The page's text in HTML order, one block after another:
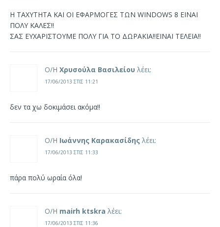
Η ΤΑΧΥΤΗΤΑ ΚΑΙ ΟΙ ΕΦΑΡΜΟΓΕΣ ΤΩΝ WINDOWS 8 ΕΙΝΑΙ
ΠΟΛΥ ΚΑΛΕΣ!!
ΣΑΣ ΕΥΧΑΡΙΣΤΟΥΜΕ ΠΟΛΥ ΓΙΑ ΤΟ ΔΩΡΑΚΙΑ!!ΕΙΝΑΙ ΤΕΛΕΙΑ!!
Ο/Η Χρυσούλα Βασιλείου λέει:
17/06/2013 ΣΤΙΣ 11:21
δεν τα χω δοκιμάσει ακόμα!!
Ο/Η Ιωάννης Καρακασίδης λέει:
17/06/2013 ΣΤΙΣ 11:33
πάρα πολύ ωραία όλα!
Ο/Η mairh ktskra λέει:
17/06/2013 ΣΤΙΣ 11:36